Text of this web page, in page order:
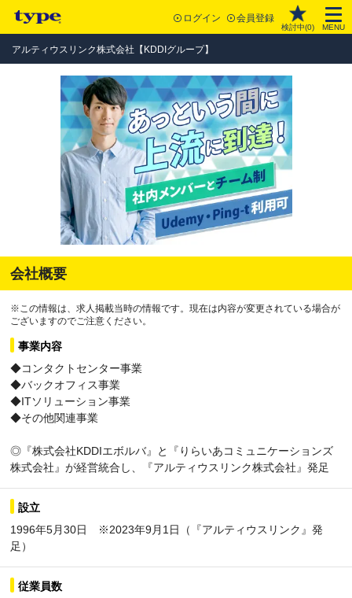
ログイン 会員登録
検討中(0) MENU
アルティウスリンク株式会社【KDDIグループ】
会社概要
※この情報は、求人掲載当時の情報です。現在は内容が変更されている場合が
ございますのでご注意ください。
事業内容
◆コンタクトセンター事業
◆バックオフィス事業
◆ITソリューション事業
◆その他関連事業
◎『株式会社KDDIエボルバ』と『りらいあコミュニケーションズ
株式会社』が経営統合し、『アルティウスリンク株式会社』発足
設立
1996年5月30日 ※2023年9月1日（『アルティウスリンク』発
足）
従業員数